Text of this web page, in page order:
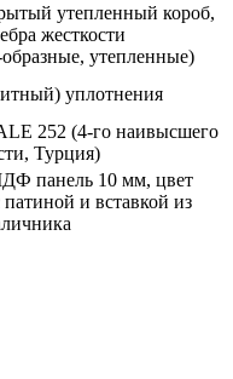
утепленный короб,
жесткости
утепленные)
уплотнения
252 (4-го наивысшего
Турция)
панель 10 мм, цвет
и вставкой из